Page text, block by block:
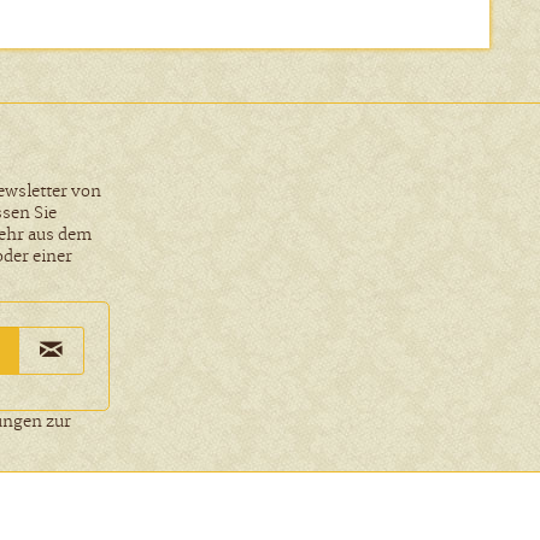
von
Sie
aus dem
einer
zur
anders beschrieben